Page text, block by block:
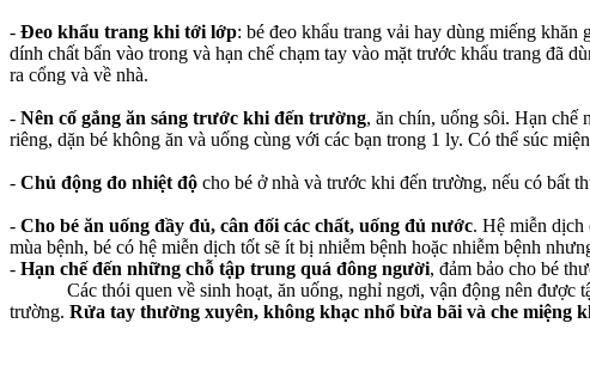
- Đeo khẩu trang khi tới lớp: bé đeo khẩu trang vải hay dùng miếng
dính chất bẩn vào trong và hạn chế chạm tay vào mặt trước khẩu trang đã
ra cổng và về nhà.
- Nên cố gắng ăn sáng trước khi đến trường, ăn chín, uống sôi. Hạn chế
riêng, dặn bé không ăn và uống cùng với các bạn trong 1 ly. Có thể súc
- Chủ động đo nhiệt độ cho bé ở nhà và trước khi đến trường, nếu có bất
- Cho bé ăn uống đầy đủ, cân đối các chất, uống đủ nước. Hệ miễn dịch
mùa bệnh, bé có hệ miễn dịch tốt sẽ ít bị nhiễm bệnh hoặc nhiễm bệnh
- Hạn chế đến những chỗ tập trung quá đông người, đảm bảo cho bé
Các thói quen về sinh hoạt, ăn uống, nghỉ ngơi, vận động nên được tập
trường. Rửa tay thường xuyên, không khạc nhổ bừa bãi và che miệng